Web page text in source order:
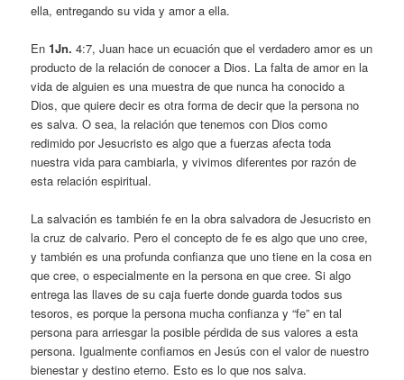
ella, entregando su vida y amor a ella.
En1Jn.4:7, Juan hace un ecuación que el verdadero amor es un
producto de la relación de conocer a Dios. La falta de amor en la
vida de alguien es una muestra de que nunca ha conocido a
Dios, que quiere decir es otra forma de decir que la persona no
es salva. O sea, la relación que tenemos con Dios como
redimido por Jesucristo es algo que a fuerzas afecta toda
nuestra vida para cambiarla, y vivimos diferentes por razón de
esta relación espiritual.
La salvación es también fe en la obra salvadora de Jesucristo en
la cruz de calvario. Pero el concepto de fe es algo que uno cree,
y también es una profunda confianza que uno tiene en la cosa en
que cree, o especialmente en la persona en que cree. Si algo
entrega las llaves de su caja fuerte donde guarda todos sus
tesoros, es porque la persona mucha confianza y “fe” en tal
persona para arriesgar la posible pérdida de sus valores a esta
persona. Igualmente confiamos en Jesús con el valor de nuestro
bienestar y destino eterno. Esto es lo que nos salva.